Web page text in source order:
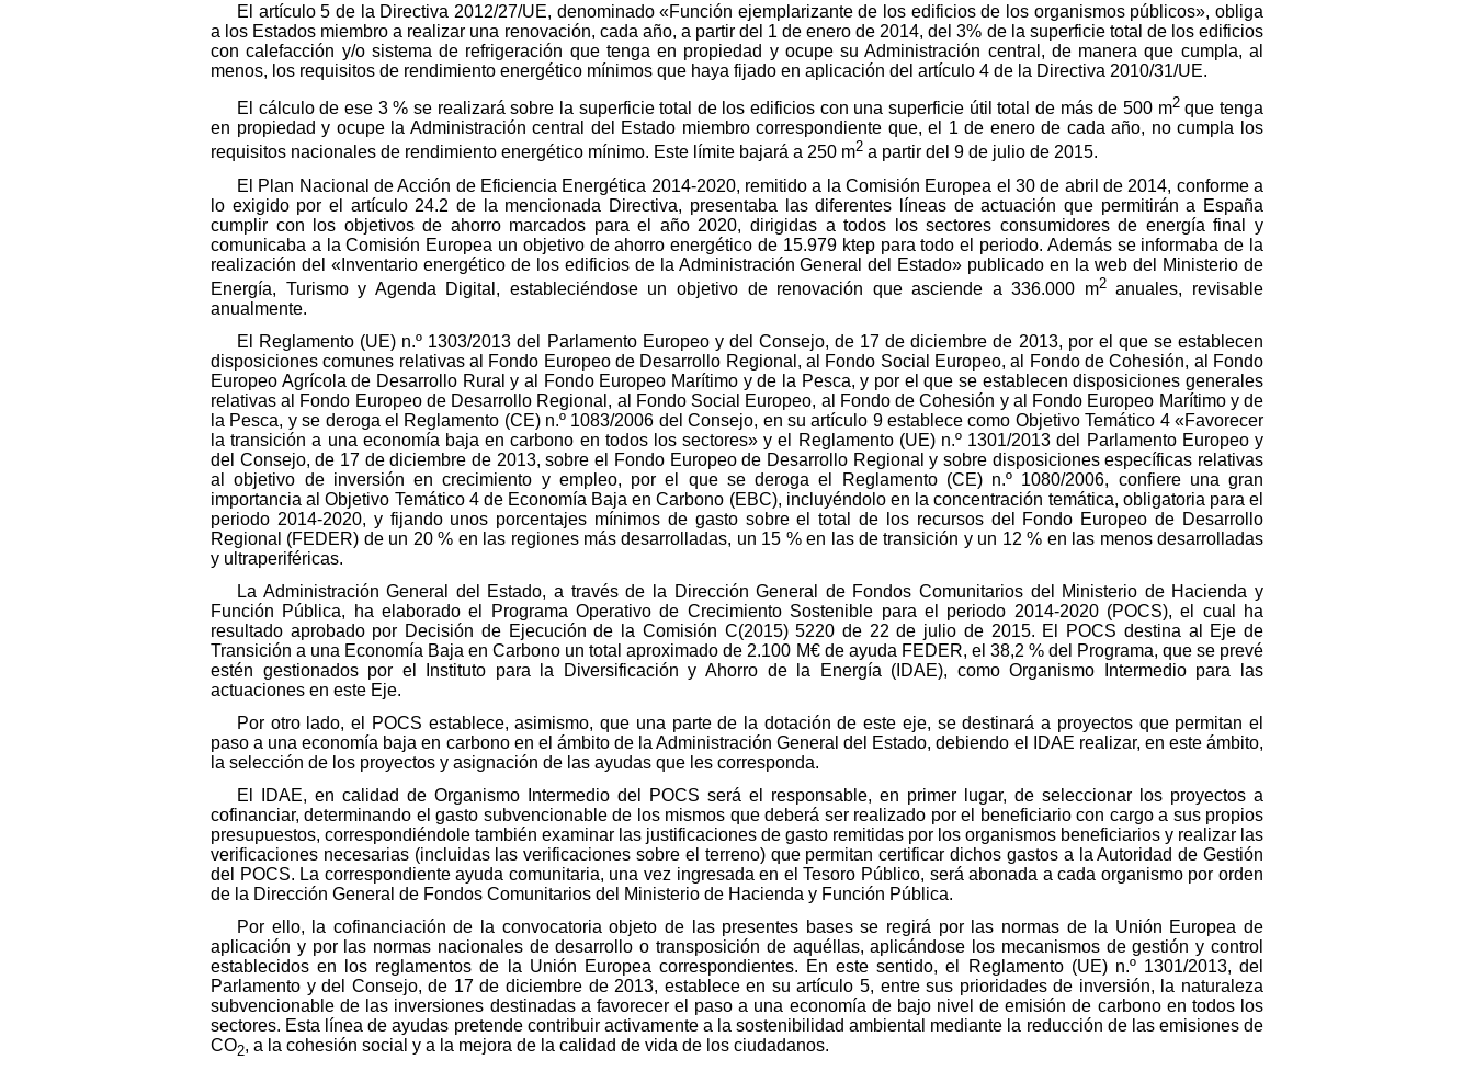
El artículo 5 de la Directiva 2012/27/UE, denominado «Función ejemplarizante de los edificios de los organismos públicos», obliga
a los Estados miembro a realizar una renovación, cada año, a partir del 1 de enero de 2014, del 3% de la superficie total de los edificios
con calefacción y/o sistema de refrigeración que tenga en propiedad y ocupe su Administración central, de manera que cumpla, al
menos, los requisitos de rendimiento energético mínimos que haya fijado en aplicación del artículo 4 de la Directiva 2010/31/UE.
El cálculo de ese 3 % se realizará sobre la superficie total de los edificios con una superficie útil total de más de 500 m2que tenga
en propiedad y ocupe la Administración central del Estado miembro correspondiente que, el 1 de enero de cada año, no cumpla los
requisitos nacionales de rendimiento energético mínimo. Este límite bajará a 250 m2 a partir del 9 de julio de 2015.
El Plan Nacional de Acción de Eficiencia Energética 2014-2020, remitido a la Comisión Europea el 30 de abril de 2014, conforme a
lo exigido por el artículo 24.2 de la mencionada Directiva, presentaba las diferentes líneas de actuación que permitirán a España
cumplir con los objetivos de ahorro marcados para el año 2020, dirigidas a todos los sectores consumidores de energía final y
comunicaba a la Comisión Europea un objetivo de ahorro energético de 15.979 ktep para todo el periodo. Además se informaba de la
realización del «Inventario energético de los edificios de la Administración General del Estado» publicado en la web del Ministerio de
Energía, Turismo y Agenda Digital, estableciéndose un objetivo de renovación que asciende a 336.000 m2anuales, revisable
anualmente.
El Reglamento (UE) n.º 1303/2013 del Parlamento Europeo y del Consejo, de 17 de diciembre de 2013, por el que se establecen
disposiciones comunes relativas al Fondo Europeo de Desarrollo Regional, al Fondo Social Europeo, al Fondo de Cohesión, al Fondo
Europeo Agrícola de Desarrollo Rural y al Fondo Europeo Marítimo y de la Pesca, y por el que se establecen disposiciones generales
relativas al Fondo Europeo de Desarrollo Regional, al Fondo Social Europeo, al Fondo de Cohesión y al Fondo Europeo Marítimo y de
la Pesca, y se deroga el Reglamento (CE) n.º 1083/2006 del Consejo, en su artículo 9 establece como Objetivo Temático 4 «Favorecer
la transición a una economía baja en carbono en todos los sectores» y el Reglamento (UE) n.º 1301/2013 del Parlamento Europeo y
del Consejo, de 17 de diciembre de 2013, sobre el Fondo Europeo de Desarrollo Regional y sobre disposiciones específicas relativas
al objetivo de inversión en crecimiento y empleo, por el que se deroga el Reglamento (CE) n.º 1080/2006, confiere una gran
importancia al Objetivo Temático 4 de Economía Baja en Carbono (EBC), incluyéndolo en la concentración temática, obligatoria para el
periodo 2014-2020, y fijando unos porcentajes mínimos de gasto sobre el total de los recursos del Fondo Europeo de Desarrollo
Regional (FEDER) de un 20 % en las regiones más desarrolladas, un 15 % en las de transición y un 12 % en las menos desarrolladas
y ultraperiféricas.
La Administración General del Estado, a través de la Dirección General de Fondos Comunitarios del Ministerio de Hacienda y
Función Pública, ha elaborado el Programa Operativo de Crecimiento Sostenible para el periodo 2014-2020 (POCS), el cual ha
resultado aprobado por Decisión de Ejecución de la Comisión C(2015) 5220 de 22 de julio de 2015. El POCS destina al Eje de
Transición a una Economía Baja en Carbono un total aproximado de 2.100 M€ de ayuda FEDER, el 38,2 % del Programa, que se prevé
estén gestionados por el Instituto para la Diversificación y Ahorro de la Energía (IDAE), como Organismo Intermedio para las
actuaciones en este Eje.
Por otro lado, el POCS establece, asimismo, que una parte de la dotación de este eje, se destinará a proyectos que permitan el
paso a una economía baja en carbono en el ámbito de la Administración General del Estado, debiendo el IDAE realizar, en este ámbito,
la selección de los proyectos y asignación de las ayudas que les corresponda.
El IDAE, en calidad de Organismo Intermedio del POCS será el responsable, en primer lugar, de seleccionar los proyectos a
cofinanciar, determinando el gasto subvencionable de los mismos que deberá ser realizado por el beneficiario con cargo a sus propios
presupuestos, correspondiéndole también examinar las justificaciones de gasto remitidas por los organismos beneficiarios y realizar las
verificaciones necesarias (incluidas las verificaciones sobre el terreno) que permitan certificar dichos gastos a la Autoridad de Gestión
del POCS. La correspondiente ayuda comunitaria, una vez ingresada en el Tesoro Público, será abonada a cada organismo por orden
de la Dirección General de Fondos Comunitarios del Ministerio de Hacienda y Función Pública.
Por ello, la cofinanciación de la convocatoria objeto de las presentes bases se regirá por las normas de la Unión Europea de
aplicación y por las normas nacionales de desarrollo o transposición de aquéllas, aplicándose los mecanismos de gestión y control
establecidos en los reglamentos de la Unión Europea correspondientes. En este sentido, el Reglamento (UE) n.º 1301/2013, del
Parlamento y del Consejo, de 17 de diciembre de 2013, establece en su artículo 5, entre sus prioridades de inversión, la naturaleza
subvencionable de las inversiones destinadas a favorecer el paso a una economía de bajo nivel de emisión de carbono en todos los
sectores. Esta línea de ayudas pretende contribuir activamente a la sostenibilidad ambiental mediante la reducción de las emisiones de
CO2, a la cohesión social y a la mejora de la calidad de vida de los ciudadanos.